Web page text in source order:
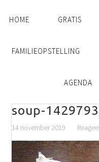
HOME GRATIS
FAMILIEOPSTELLING
AGENDA
soup-
14 november 2019